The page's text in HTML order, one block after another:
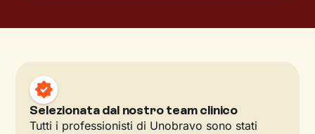
Selezionata dal nostro team clinico
Tutti i professionisti di Unobravo sono stati